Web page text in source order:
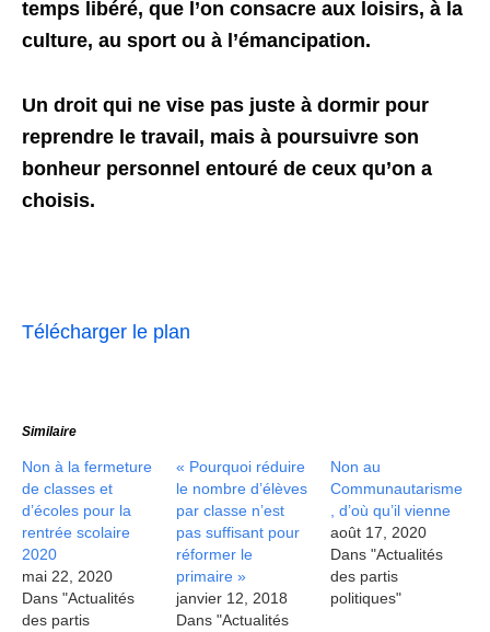
temps libéré, que l’on consacre aux loisirs, à la
culture, au sport ou à l’émancipation.
Un droit qui ne vise pas juste à dormir pour
reprendre le travail, mais à poursuivre son
bonheur personnel entouré de ceux qu’on a
choisis.
Télécharger le plan
Similaire
Non à la fermeture
de classes et
d’écoles pour la
rentrée scolaire
2020
mai 22, 2020
Dans "Actualités
des partis
« Pourquoi réduire
le nombre d’élèves
par classe n’est
pas suffisant pour
réformer le
primaire »
janvier 12, 2018
Dans "Actualités
Non au
Communautarisme
, d’où qu’il vienne
août 17, 2020
Dans "Actualités
des partis
politiques"